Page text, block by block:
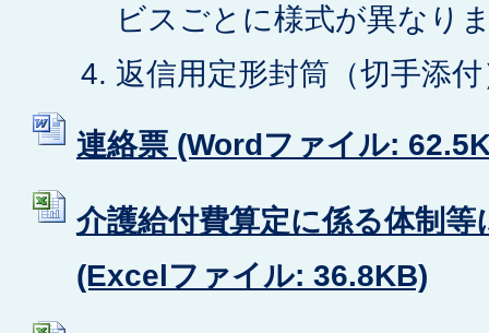
ビスごとに様式が異なり
返信用定形封筒（切手添付
連絡票 (Wordファイル:
介護給付費算定に係る体制等
(Excelファイル: 36.8KB)